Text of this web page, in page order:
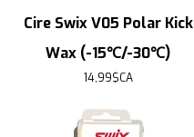
Cire Swix V05 Polar Kick
Wax (-15℃/-30℃)
14,99$CA